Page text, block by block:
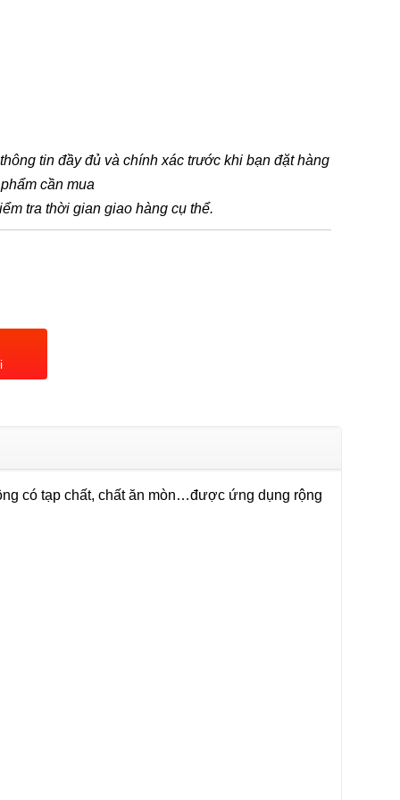
tin đầy đủ và chính xác trước khi bạn đặt hàng
cần mua
tra thời gian giao hàng cụ thể.
có tạp chất, chất ăn mòn…được ứng dụng rộng